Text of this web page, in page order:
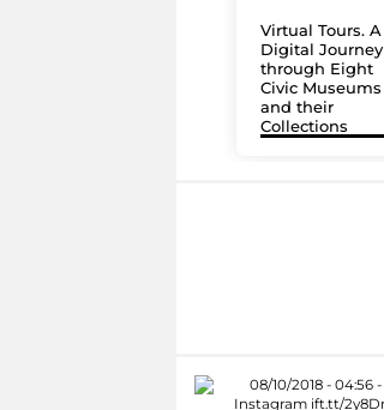
Virtual Tours. A
Digital Journey
through Eight
Civic Museums
and their
Collections